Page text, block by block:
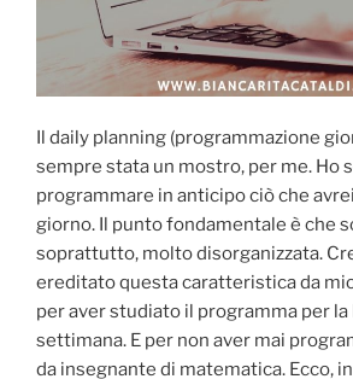
Il daily planning (programmazione
sempre stata un mostro, per me. Ho
programmare in anticipo ciò che
giorno. Il punto fondamentale è che
soprattutto, molto disorganizzata.
ereditato questa caratteristica da
per aver studiato il programma per
settimana. E per non aver mai
da insegnante di matematica. Ecco,